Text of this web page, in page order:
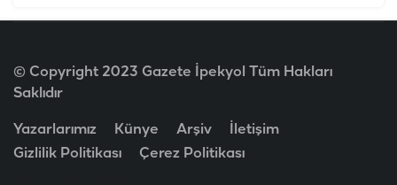
© Copyright 2023 Gazete İpekyol Tüm Hakları
Saklıdır
Yazarlarımız Künye Arşiv
İletişim
Gizlilik Politikası
Çerez Politikası